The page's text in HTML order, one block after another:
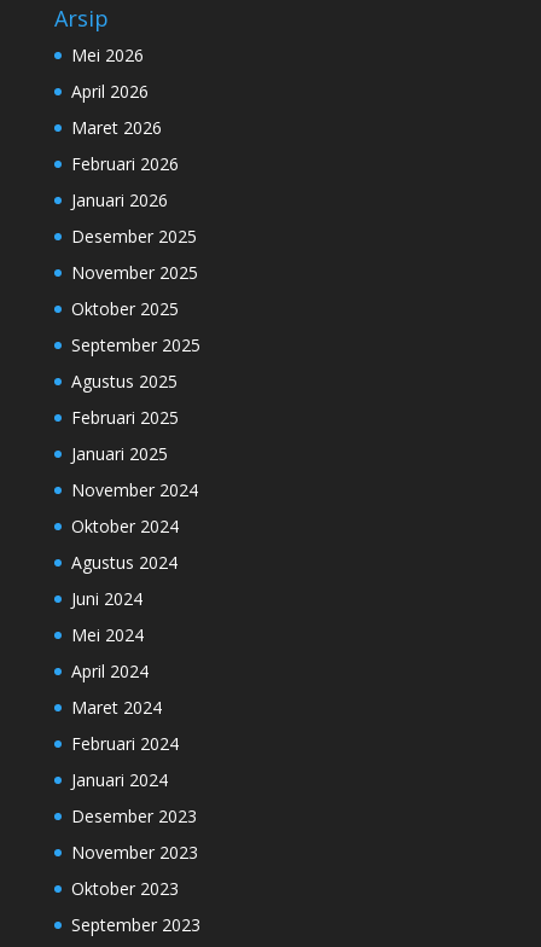
Arsip
Mei 2026
April 2026
Maret 2026
Februari 2026
Januari 2026
Desember 2025
November 2025
Oktober 2025
September 2025
Agustus 2025
Februari 2025
Januari 2025
November 2024
Oktober 2024
Agustus 2024
Juni 2024
Mei 2024
April 2024
Maret 2024
Februari 2024
Januari 2024
Desember 2023
November 2023
Oktober 2023
September 2023